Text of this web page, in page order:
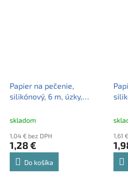
Papier na pečenie,
silikónový, 6 m, úzky,
skladom
1,04 € bez DPH
1,28 €
Do košíka
1,61